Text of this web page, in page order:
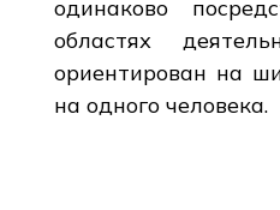
одинаково
областях
ориентирован на
на одного человека.